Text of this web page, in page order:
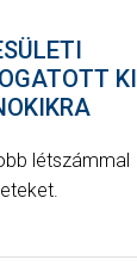
KI
létszámmal